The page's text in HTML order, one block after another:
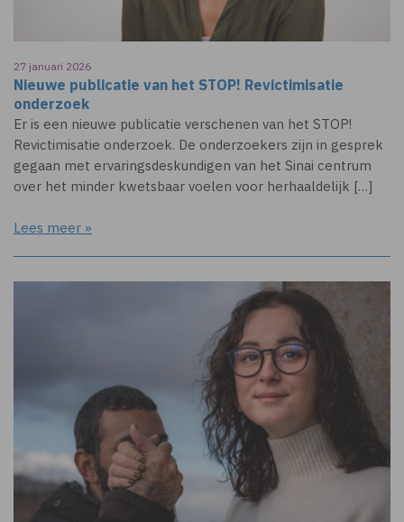
27 januari 2026
Nieuwe publicatie van het STOP! Revictimisatie
onderzoek
Er is een nieuwe publicatie verschenen van het STOP!
Revictimisatie onderzoek. De onderzoekers zijn in gesprek
gegaan met ervaringsdeskundigen van het Sinai centrum
over het minder kwetsbaar voelen voor herhaaldelijk […]
Lees meer »